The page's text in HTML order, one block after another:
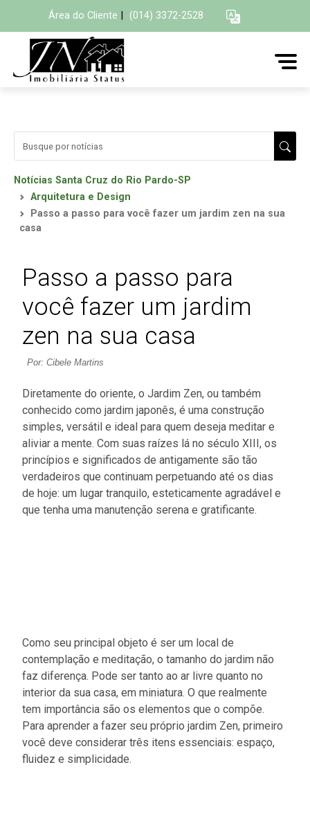
Área do Cliente (014) 3372-2528
Notícias Santa Cruz do Rio Pardo-SP
Arquitetura e Design
Passo a passo para você fazer um jardim zen na sua
casa
Passo a passo para
você fazer um jardim
zen na sua casa
Por: Cibele Martins
Diretamente do oriente, o Jardim Zen, ou também
conhecido como jardim japonês, é uma construção
simples, versátil e ideal para quem deseja meditar e
aliviar a mente. Com suas raízes lá no século XIII, os
princípios e significados de antigamente são tão
verdadeiros que continuam perpetuando até os dias
de hoje: um lugar tranquilo, esteticamente agradável e
que tenha uma manutenção serena e gratificante.
Como seu principal objeto é ser um local de
contemplação e meditação, o tamanho do jardim não
faz diferença. Pode ser tanto ao ar livre quanto no
interior da sua casa, em miniatura. O que realmente
tem importância são os elementos que o compõe.
Para aprender a fazer seu próprio jardim Zen, primeiro
você deve considerar três itens essenciais: espaço,
fluidez e simplicidade.